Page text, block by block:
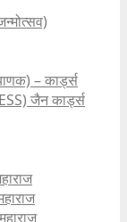
– कार्ड्स
जैन कार्ड्स